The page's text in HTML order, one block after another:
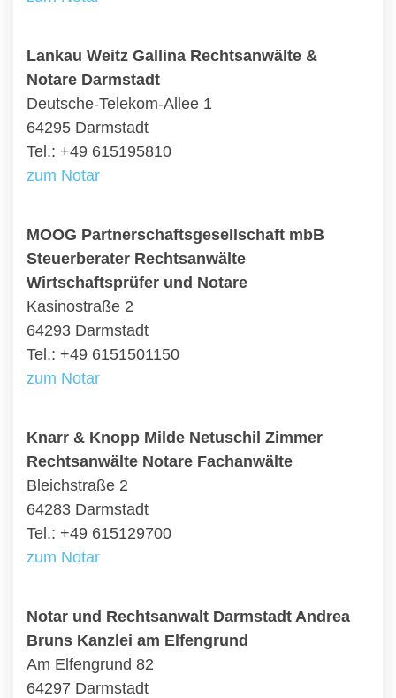
Lankau Weitz Gallina Rechtsanwälte &
Notare Darmstadt
Deutsche-Telekom-Allee 1
64295 Darmstadt
Tel.: +49 615195810
zum Notar
MOOG Partnerschaftsgesellschaft mbB
Steuerberater Rechtsanwälte
Wirtschaftsprüfer und Notare
Kasinostraße 2
64293 Darmstadt
Tel.: +49 6151501150
zum Notar
Knarr & Knopp Milde Netuschil Zimmer
Rechtsanwälte Notare Fachanwälte
Bleichstraße 2
64283 Darmstadt
Tel.: +49 615129700
zum Notar
Notar und Rechtsanwalt Darmstadt Andrea
Bruns Kanzlei am Elfengrund
Am Elfengrund 82
64297 Darmstadt